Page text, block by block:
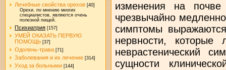
Лечебные свойства орехов [40]
Орехи, по мнению многих
специалистов, являются очень
полезной пищей.
Психиатрия [157]
УМЕЙ ОКАЗАТЬ ПЕРВУЮ
ПОМОЩЬ [37]
Одолень-трава [71]
Заболевания и их лечение [314]
Уход за больными [144]